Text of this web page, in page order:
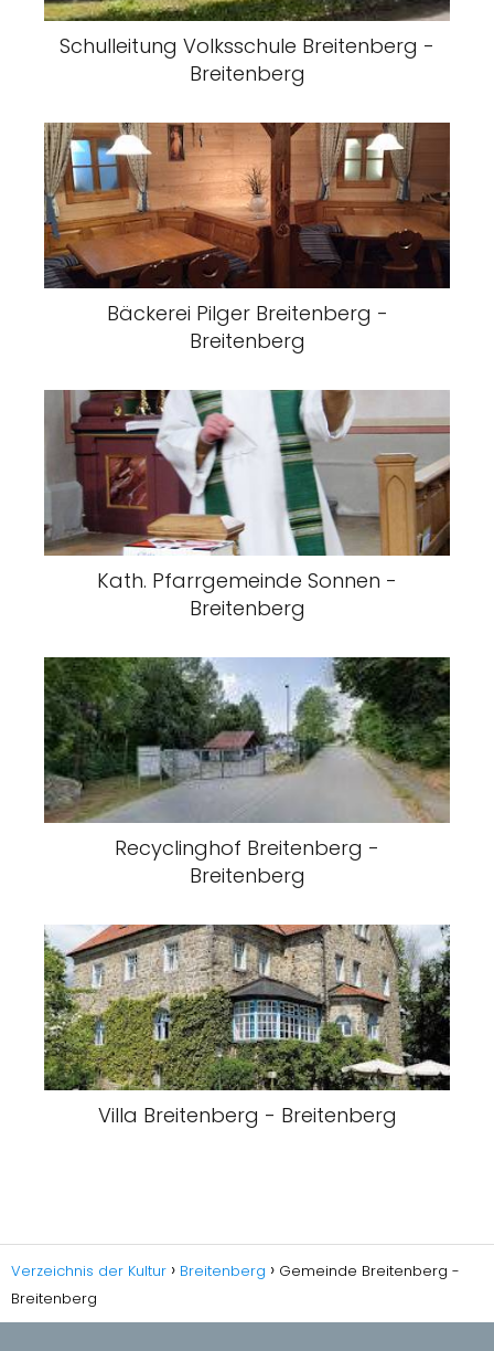
Schulleitung Volksschule Breitenberg -
Breitenberg
Bäckerei Pilger Breitenberg -
Breitenberg
Kath. Pfarrgemeinde Sonnen -
Breitenberg
Recyclinghof Breitenberg -
Breitenberg
Villa Breitenberg - Breitenberg
Verzeichnis der Kultur Breitenberg
Gemeinde Breitenberg -
Breitenberg